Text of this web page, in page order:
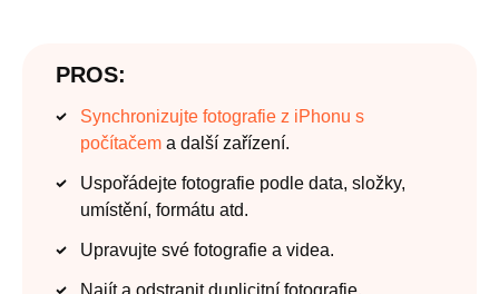
PROS:
Synchronizujte fotografie z iPhonu s
počítačem a další zařízení.
Uspořádejte fotografie podle data, složky,
umístění, formátu atd.
Upravujte své fotografie a videa.
Najít a odstranit duplicitní fotografie.